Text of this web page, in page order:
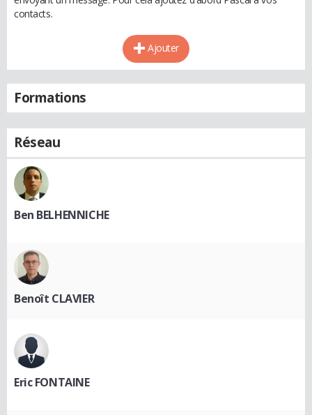
contacts.
Ajouter
Formations
Réseau
Ben BELHENNICHE
Benoît CLAVIER
Eric FONTAINE